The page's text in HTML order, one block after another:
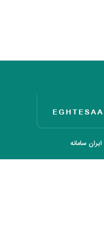
ایران سامانه